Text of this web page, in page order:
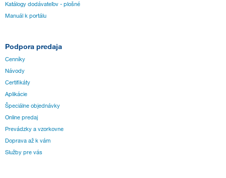
Katálogy dodávateľov - plošné
Manuál k portálu
Podpora predaja
Cenníky
Návody
Certifikáty
Aplikácie
Špeciálne objednávky
Online predaj
Prevádzky a vzorkovne
Doprava až k vám
Služby pre vás